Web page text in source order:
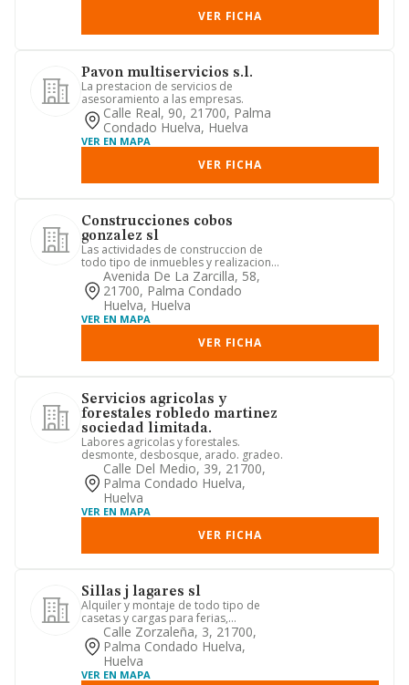
VER FICHA
Pavon multiservicios s.l.
La prestacion de servicios de
asesoramiento a las empresas.
Calle Real, 90, 21700, Palma
Condado Huelva, Huelva
VER EN MAPA
VER FICHA
Construcciones cobos
gonzalez sl
Las actividades de construccion de
todo tipo de inmuebles y realizacion
de obras de infraestructura.
Avenida De La Zarcilla, 58,
21700, Palma Condado
Huelva, Huelva
VER EN MAPA
VER FICHA
Servicios agricolas y
forestales robledo martinez
sociedad limitada.
Labores agricolas y forestales.
desmonte, desbosque, arado. gradeo.
Calle Del Medio, 39, 21700,
Palma Condado Huelva,
Huelva
VER EN MAPA
VER FICHA
Sillas j lagares sl
Alquiler y montaje de todo tipo de
casetas y cargas para ferias,
celebraciones y eventos en general...
Calle Zorzaleña, 3, 21700,
Palma Condado Huelva,
Huelva
VER EN MAPA